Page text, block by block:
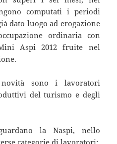
computati i periodi
dato luogo ad erogazione
ordinaria con
Aspi 2012 fruite nel
sono i lavoratori
del turismo e degli
la Naspi, nello
categorie di lavoratori: